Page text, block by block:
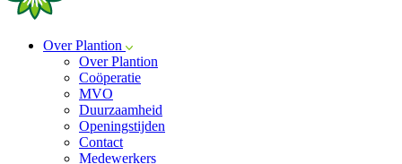
Over Plantion
Over Plantion
Coöperatie
MVO
Duurzaamheid
Openingstijden
Contact
Medewerkers